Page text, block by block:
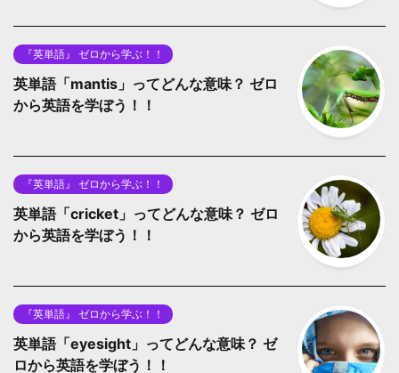
『英単語』 ゼロから学ぶ！！
英単語「mantis」ってどんな意味？ ゼロ
から英語を学ぼう！！
『英単語』 ゼロから学ぶ！！
英単語「cricket」ってどんな意味？ ゼロ
から英語を学ぼう！！
『英単語』 ゼロから学ぶ！！
英単語「eyesight」ってどんな意味？ ゼ
ロから英語を学ぼう！！